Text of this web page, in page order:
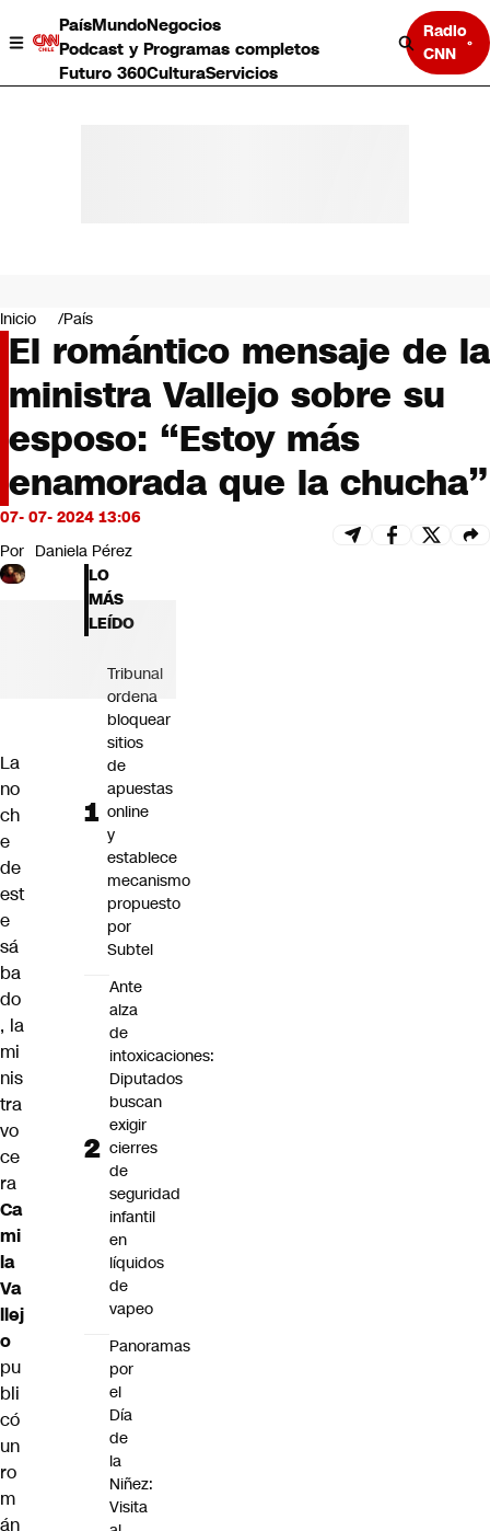
PaísMundoNegocios
Podcast y Programas completos
Futuro 360CulturaServicios
Radio
CNN
Negocios
Deportes
Programas completos
Cultura
Servicios
Bits
CNN Data
CNN tiempo
Futuro 360
Inicio País
El romántico mensaje de la
ministra Vallejo sobre su
esposo: “Estoy más
enamorada que la chucha”
07- 07- 2024 13:06
Por Daniela Pérez
La
no
ch
e
de
est
e
sá
ba
do
, la
mi
nis
tra
vo
ce
ra
Ca
mi
la
Va
llej
o
pu
bli
có
un
ro
m
án
LO
MÁS
LEÍDO
Tribunal
ordena
bloquear
sitios
de
apuestas
online
y
establece
mecanismo
propuesto
por
Subtel
Ante
alza
de
intoxicaciones:
Diputados
buscan
exigir
cierres
de
seguridad
infantil
en
líquidos
de
vapeo
Panoramas
por
el
Día
de
la
Niñez:
Visita